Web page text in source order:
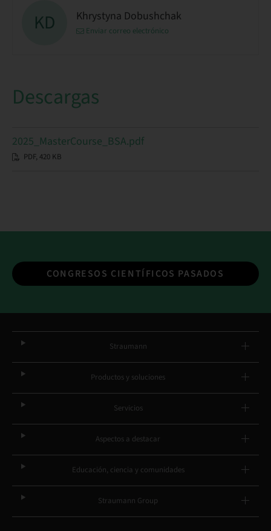
KD Khrystyna Dobushchak
Enviar correo electrónico
Descargas
2025_MasterCourse_BSA.pdf
PDF, 420 KB
CONGRESOS CIENTÍFICOS PASADOS
Straumann
Productos y soluciones
Servicios
Aspectos a destacar
Educación, ciencia y comunidades
Straumann Group